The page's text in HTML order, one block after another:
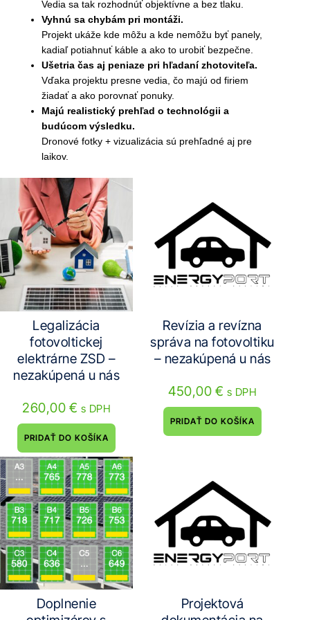
Vedia sa tak rozhodnúť objektívne a bez tlaku.
Vyhnú sa chybám pri montáži.
Projekt ukáže kde môžu a kde nemôžu byť panely,
kadiaľ potiahnuť káble a ako to urobiť bezpečne.
Ušetria čas aj peniaze pri hľadaní zhotoviteľa.
Vďaka projektu presne vedia, čo majú od firiem
žiadať a ako porovnať ponuky.
Majú realistický prehľad o technológii a
budúcom výsledku.
Dronové fotky + vizualizácia sú prehľadné aj pre
laikov.
Legalizácia
fotovoltickej
elektrárne ZSD –
nezakúpená u nás
260,00 € s DPH
PRIDAŤ DO KOŠÍKA
Revízia a revízna
správa na fotovoltiku
– nezakúpená u nás
450,00 € s DPH
PRIDAŤ DO KOŠÍKA
Doplnenie
Projektová